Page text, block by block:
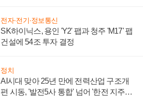
전자·전기·정보통신
SK하이닉스, 용인 'Y2' 팹과 청주 'M17' 팹
건설에 54조 투자 결정
정치
AI시대 맞아 25년 만에 전력산업 구조개
편 시동, '발전5사 통합' 넘어 '한전 지주사'